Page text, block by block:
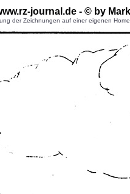
journal.de - © by
der Zeichnungen auf einer eigenen